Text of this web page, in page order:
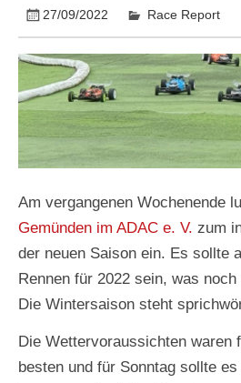
27/09/2022 Race Report
Am vergangenen Wochenende
Gemünden im ADAC e. V. zum
der neuen Saison ein. Es sollte
Rennen für 2022 sein, was
Die Wintersaison steht
Die Wettervoraussichten waren
besten und für Sonntag sollte